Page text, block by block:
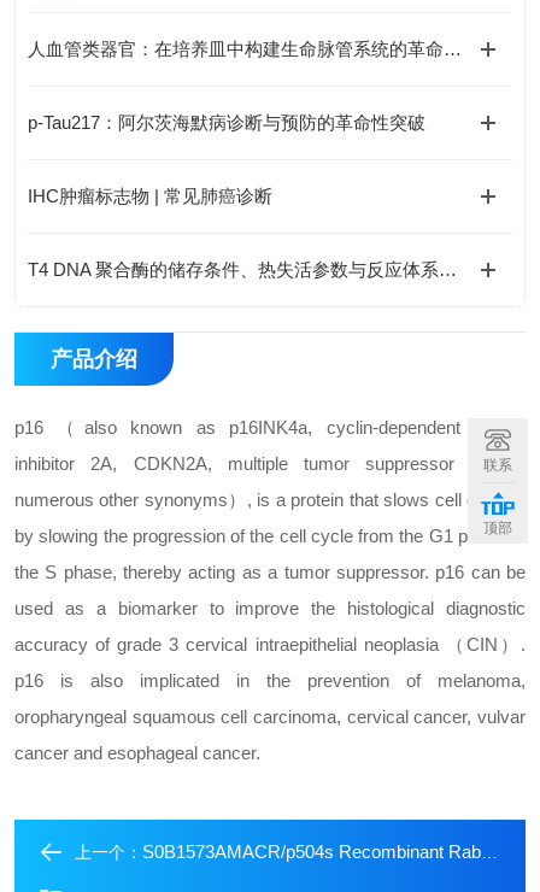
人血管类器官：在培养皿中构建生命脉管系统的革命性模型
p-Tau217：阿尔茨海默病诊断与预防的革命性突破
IHC肿瘤标志物 | 常见肺癌诊断
T4 DNA 聚合酶的储存条件、热失活参数与反应体系优化
产品介绍
p16 （also known as p16INK4a, cyclin-dependent kinase
inhibitor 2A, CDKN2A, multiple tumor suppressor 1 and
numerous other synonyms）, is a protein that slows cell division
by slowing the progression of the cell cycle from the G1 phase to
the S phase, thereby acting as a tumor suppressor. p16 can be
used as a biomarker to improve the histological diagnostic
accuracy of grade 3 cervical intraepithelial neoplasia （CIN）.
p16 is also implicated in the prevention of melanoma,
oropharyngeal squamous cell carcinoma, cervical cancer, vulvar
cancer and esophageal cancer.
上一个： S0B1573AMACR/p504s Recombinant Rabbit mAb (Alexa Fluor??555 Conjugate) (SDT-401-29)
联系
顶部